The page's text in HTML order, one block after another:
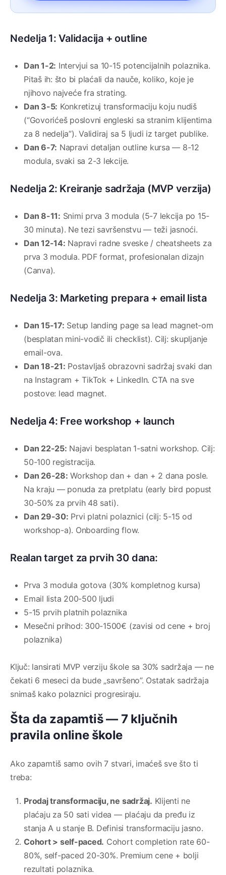
Nedelja 1: Validacija + outline
Dan 1-2: Intervjui sa 10-15 potencijalnih polaznika.
Pitaš ih: što bi plaćali da nauče, koliko, koje je
njihovo najveće fra strating.
Dan 3-5: Konkretizuj transformaciju koju nudiš
(“Govorićeš poslovni engleski sa stranim klijentima
za 8 nedelja”). Validiraj sa 5 ljudi iz target publike.
Dan 6-7: Napravi detaljan outline kursa — 8-12
modula, svaki sa 2-3 lekcije.
Nedelja 2: Kreiranje sadržaja (MVP verzija)
Dan 8-11: Snimi prva 3 modula (5-7 lekcija po 15-
30 minuta). Ne tezi savršenstvu — teži jasnoći.
Dan 12-14: Napravi radne sveske / cheatsheets za
prva 3 modula. PDF format, profesionalan dizajn
(Canva).
Nedelja 3: Marketing prepara + email lista
Dan 15-17: Setup landing page sa lead magnet-om
(besplatan mini-vodič ili checklist). Cilj: skupljanje
email-ova.
Dan 18-21: Postavljaš obrazovni sadržaj svaki dan
na Instagram + TikTok + LinkedIn. CTA na sve
postove: lead magnet.
Nedelja 4: Free workshop + launch
Dan 22-25: Najavi besplatan 1-satni workshop. Cilj:
50-100 registracija.
Dan 26-28: Workshop dan + dan + 2 dana posle.
Na kraju — ponuda za pretplatu (early bird popust
30-50% za prvih 48 sati).
Dan 29-30: Prvi platni polaznici (cilj: 5-15 od
workshop-a). Onboarding flow.
Realan target za prvih 30 dana:
Prva 3 modula gotova (30% kompletnog kursa)
Email lista 200-500 ljudi
5-15 prvih platnih polaznika
Mesečni prihod: 300-1500€ (zavisi od cene + broj
polaznika)
Ključ: lansirati MVP verziju škole sa 30% sadržaja — ne
čekati 6 meseci da bude „savršeno”. Ostatak sadržaja
snimaš kako polaznici progresiraju.
Šta da zapamtiš — 7 ključnih
pravila online škole
Ako zapamtiš samo ovih 7 stvari, imaćeš sve što ti
treba:
Prodaj transformaciju, ne sadržaj. Klijenti ne
plaćaju za 50 sati videa — plaćaju da pređu iz
stanja A u stanje B. Definisi transformaciju jasno.
Cohort > self-paced. Cohort completion rate 60-
80%, self-paced 20-30%. Premium cene + bolji
rezultati polaznika.